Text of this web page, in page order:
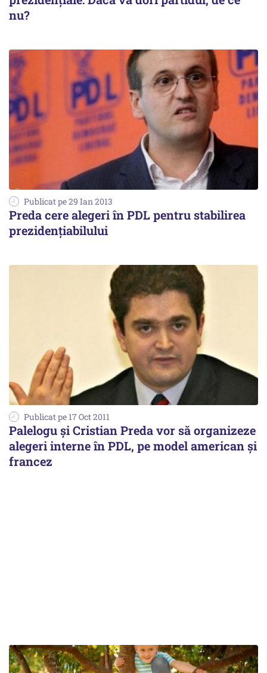
nu?
Publicat pe 29 Ian 2013
Preda cere alegeri în PDL pentru stabilirea
prezidențiabilului
Publicat pe 17 Oct 2011
Palelogu şi Cristian Preda vor să organizeze
alegeri interne în PDL, pe model american şi
francez